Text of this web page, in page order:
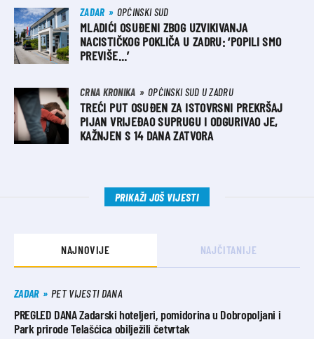
ZADAR OPĆINSKI SUD
MLADIĆI OSUĐENI ZBOG UZVIKIVANJA
NACISTIČKOG POKLIČA U ZADRU: ‘POPILI SMO
PREVIŠE…’
CRNA KRONIKA OPĆINSKI SUD U ZADRU
TREĆI PUT OSUĐEN ZA ISTOVRSNI PREKRŠAJ
PIJAN VRIJEĐAO SUPRUGU I ODGURIVAO JE,
KAŽNJEN S 14 DANA ZATVORA
PRIKAŽI JOŠ VIJESTI
NAJNOVIJE NAJČITANIJE
ZADAR PET VIJESTI DANA
PREGLED DANA Zadarski hoteljeri, pomidorina u Dobropoljani i
Park prirode Telašćica obilježili četvrtak